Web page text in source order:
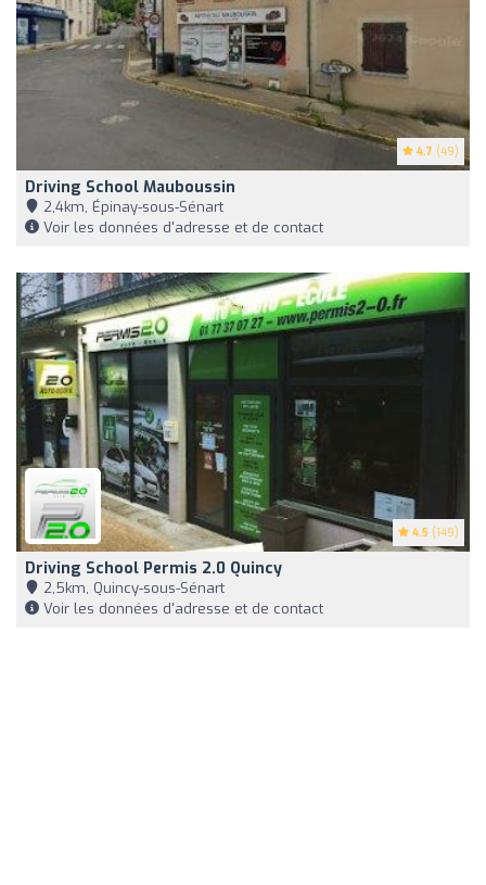
4.7 (49)
Driving School Mauboussin
2,4km, Épinay-sous-Sénart
Voir les données d'adresse et de contact
4.5 (149)
Driving School Permis 2.0 Quincy
2,5km, Quincy-sous-Sénart
Voir les données d'adresse et de contact